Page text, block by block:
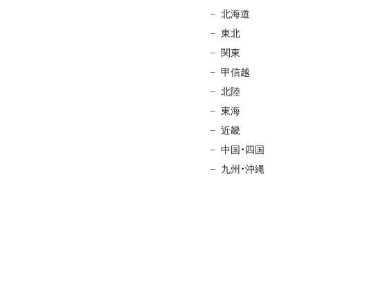
北海道
東北
関東
甲信越
北陸
東海
近畿
中国・四国
九州・沖縄